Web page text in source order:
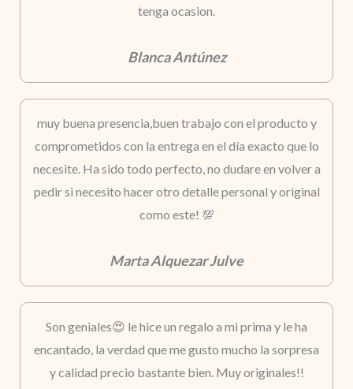
tenga ocasion.
Blanca Antúnez
muy buena presencia,buen trabajo con el producto y
comprometidos con la entrega en el día exacto que lo
necesite. Ha sido todo perfecto, no dudare en volver a
pedir si necesito hacer otro detalle personal y original
como este! 💯
Marta Alquezar Julve
Son geniales😍 le hice un regalo a mi prima y le ha
encantado, la verdad que me gusto mucho la sorpresa
y calidad precio bastante bien. Muy originales!!